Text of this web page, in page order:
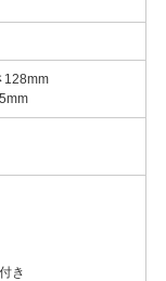
128mm
き